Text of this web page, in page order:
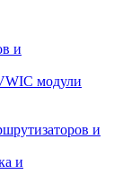
и
модули
и
и